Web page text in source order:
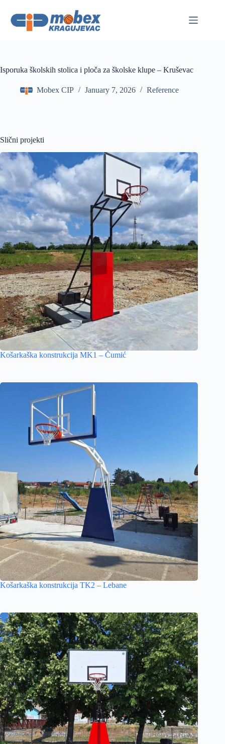
content
Isporuka školskih stolica i ploča za školske klupe – Kruševac
Mobex CIP January 7, 2026 Reference
Slični projekti
Košarkaška konstrukcija MK1 – Čumić
Košarkaška konstrukcija TK2 – Lebane